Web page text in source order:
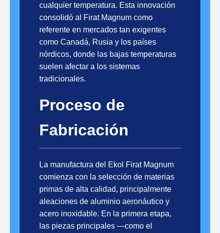
cualquier temperatura. Esta innovación
consolidó al Firat Magnum como
referente en mercados tan exigentes
como Canadá, Rusia y los países
nórdicos, donde las bajas temperaturas
suelen afectar a los sistemas
tradicionales.
Proceso de
Fabricación
La manufactura del Ekol Firat Magnum
comienza con la selección de materias
primas de alta calidad, principalmente
aleaciones de aluminio aeronáutico y
acero inoxidable. En la primera etapa,
las piezas principales —como el